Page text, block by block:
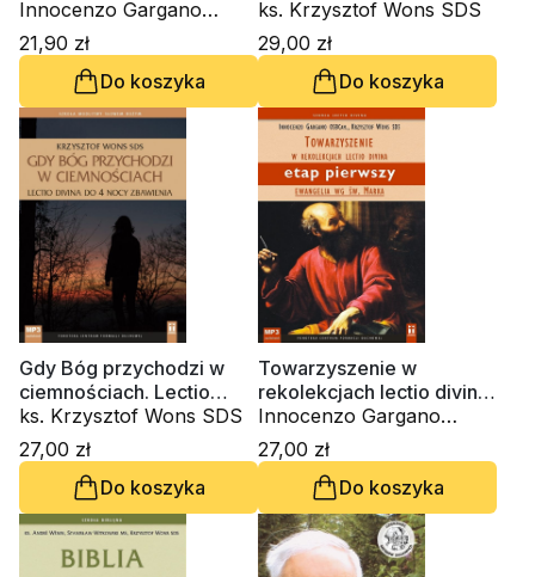
Zeszyt 2
Innocenzo Gargano
OSBCam., ks. Krzysztof
Wons SDS
21,90 zł
Do koszyka
(miękka oprawa)
ks. Krzysztof Wons SDS
29,00 zł
Do koszyka
Gdy Bóg przychodzi w
ciemnościach. Lectio
divina do czterech nocy
zbawienia (CD-
audiobook)
ks. Krzysztof Wons SDS
27,00 zł
Do koszyka
Towarzyszenie w
rekolekcjach lectio divina.
Ewangelia wg św. Marka
(CD-audiobook)
Innocenzo Gargano
OSBCam., ks. Krzysztof
Wons SDS
27,00 zł
Do koszyka